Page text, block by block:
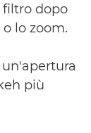
filtro dopo
lo zoom.
più